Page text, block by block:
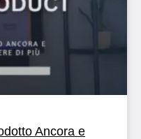
Ancora e